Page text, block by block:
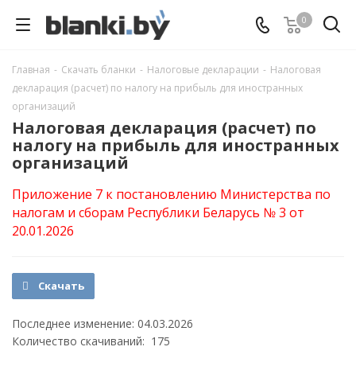
0
Главная - Скачать бланки - Налоговые декларации - Налоговая
декларация (расчет) по налогу на прибыль для иностранных
организаций
Налоговая декларация (расчет) по
налогу на прибыль для иностранных
организаций
Приложение 7 к постановлению Министерства по
налогам и сборам Республики Беларусь № 3 от
20.01.2026
Скачать
Последнее изменение: 04.03.2026
Количество скачиваний: 175